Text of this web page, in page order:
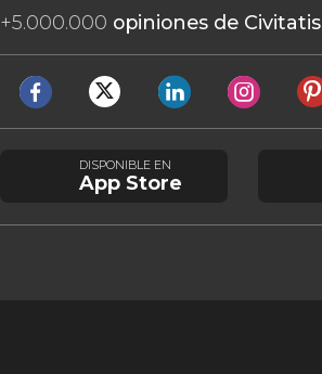
+5.000.000 opiniones de Civitatis
DISPONIBLE EN
App Store